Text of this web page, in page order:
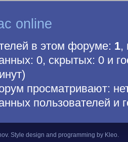
online
в этом форуме: 1,
0, скрытых: 0 и
просматривают:
пользователей и
Style design and programming by Kleo.